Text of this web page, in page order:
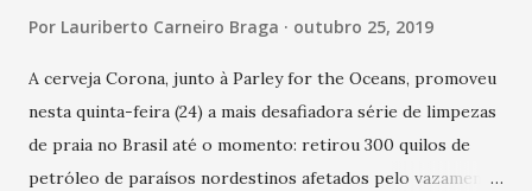
Por Lauriberto Carneiro Braga outubro 25, 2019
A cerveja Corona, junto à Parley for the Oceans, promoveu
nesta quinta-feira (24) a mais desafiadora série de limpezas
de praia no Brasil até o momento: retirou 300 quilos de
petróleo de paraísos nordestinos afetados pelo vazamento